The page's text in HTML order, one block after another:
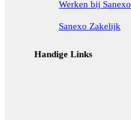
Werken bij Sanexo
Sanexo Zakelijk
Handige Links